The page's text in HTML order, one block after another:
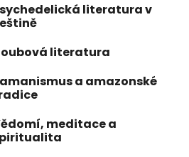
literatura v
literatura
a amazonské
meditace a